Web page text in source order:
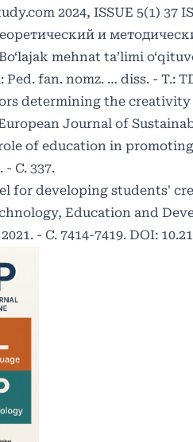
2024, ISSUE 5(1) 37
и
Bo‘lajak mehnat ta’limi
fan. nomz. … diss. - T.:
determining the
Journal of
role of education in
- С. 337.
for developing students'
Education and
- С. 7414-7419. DOI: